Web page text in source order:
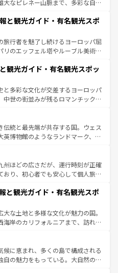
情報はコンテンツ一覧を参照してほ
大なピレネー山脈まで、多彩な自然
は、情熱的なフラメンコ、熱気あふ
いタパスが生活の一部となってい
洗練された雰囲気や、バルセロナの
ら、地方では古代ローマ遺跡や中世
土や気候が異なるスペインはその個
てほしい。
と観光ガイド・有名観光スポ
旅行者を魅了し続けるヨーロッパ屈
リのエッフェル塔やルーブル美術館
っている。華麗な宮殿、歴史的な大
そして豊かな自然が、訪れる者を心
フランスは美食の国としても知ら
ネスコ無形文化遺産にも登録されて
ど、多彩な楽しみ方が可能だ。さ
にも魅力が溢れており、どの街角に
息づいている。パリ以外の個性あふ
観光ガイド・有名観光スポッ
と多彩な文化が交差するヨーロッパ
中世の街並みが残るロマンチック街
を歩いても飽きることがない。ベ
バイエルン州のアルプスの絶景、そ
イン畑といった風景は必見。ビール
してほしい。 なお、新着の
ツ一覧を参照してほしい。
伝統と最先端が共存する国。ウェス
英博物館のようなランドマーク、歴
ある。また、優雅なアフタヌーン
はたまらない英国パブ、サッカー観
そできる体験も豊富。イギリスを旅
しい。
州ほどの広さだが、運行時刻が正確
おり、初心者でも安心して個人旅行
や、スイスならではのユニークな
観光だけでなく町歩きも満喫する
得が高いため物価も高いが、旅行
のサービスもあり、うまく活用すれ
と観光ガイド・有名観光スポ
な土地と多様な文化が魅力の国。
海岸のカリフォルニアまで、訪れる
光、ショッピング、エンターテイ
激的なスポットだ。一方、アメリカ
り、グランドキャニオンやイエロー
候に恵まれ、多くの島で構成される
自の魅力をもっている。大自然の神